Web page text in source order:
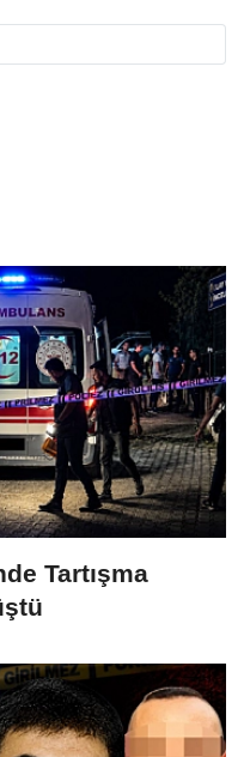
Tartışma